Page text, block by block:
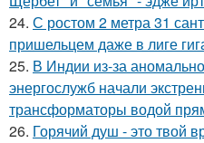
24. С ростом 2 метра 31
пришельцем даже в лиге
25. В Индии из-за
энергослужб начали
трансформаторы водой
26. Горячий душ - это твой